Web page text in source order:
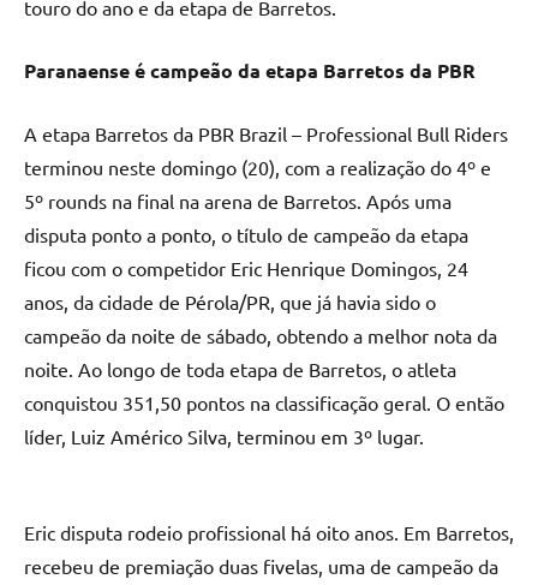
touro do ano e da etapa de Barretos.
Paranaense é campeão da etapa Barretos da PBR
A etapa Barretos da PBR Brazil – Professional Bull Riders
terminou neste domingo (20), com a realização do 4º e
5º rounds na final na arena de Barretos. Após uma
disputa ponto a ponto, o título de campeão da etapa
ficou com o competidor Eric Henrique Domingos, 24
anos, da cidade de Pérola/PR, que já havia sido o
campeão da noite de sábado, obtendo a melhor nota da
noite. Ao longo de toda etapa de Barretos, o atleta
conquistou 351,50 pontos na classificação geral. O então
líder, Luiz Américo Silva, terminou em 3º lugar.
Eric disputa rodeio profissional há oito anos. Em Barretos,
recebeu de premiação duas fivelas, uma de campeão da